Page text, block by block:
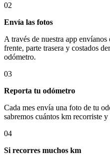
02
Envía las fotos
A través de nuestra app
frente, parte trasera y costados
odómetro.
03
Reporta tu odómetro
Cada mes envía una foto de tu
sabremos cuántos km recorriste
04
Si recorres muchos km